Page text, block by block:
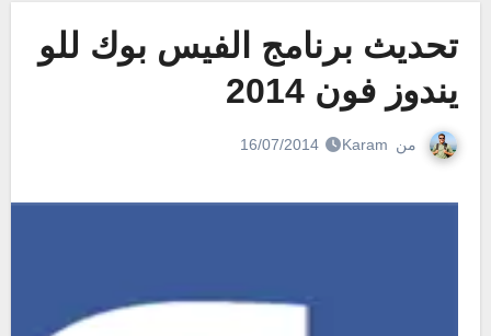
تحديث برنامج الفيس بوك للو
يندوز فون 2014
من Karam
16/07/2014